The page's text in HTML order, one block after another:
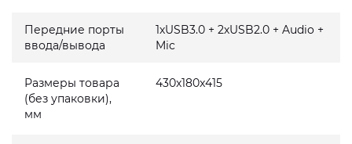
Передние порты
ввода/вывода
1хUSB3.0 + 2хUSB2.0 + Audio +
Mic
Размеры товара
(без упаковки),
мм
430x180x415